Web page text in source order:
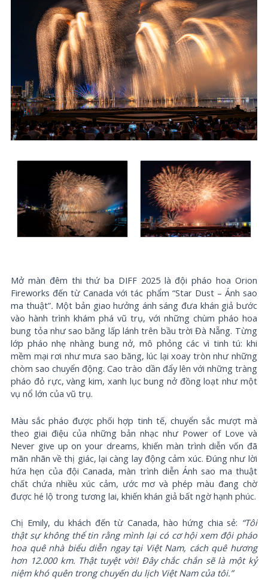
Mở màn đêm thi thứ ba DIFF 2025 là đội pháo hoa Orion
Fireworks đến từ Canada với tác phẩm “Star Dust – Ánh sao
ma thuật”. Một bản giao hưởng ánh sáng đưa khán giả bước
vào hành trình khám phá vũ trụ, với những chùm pháo hoa
bung tỏa như sao băng lấp lánh trên bầu trời Đà Nẵng. Từng
lớp pháo nhẹ nhàng bung nở, mô phỏng các vì tinh tú: khi
mềm mại rơi như mưa sao băng, lúc lại xoay tròn như những
chòm sao chuyển động. Cao trào dần đẩy lên với những tràng
pháo đỏ rực, vàng kim, xanh lục bung nở đồng loạt như một
vụ nổ lớn của vũ trụ.
Màu sắc pháo được phối hợp tinh tế, chuyển sắc mượt mà
theo giai điệu của những bản nhạc như Power of Love và
Never give up on your dreams, khiến màn trình diễn vốn đã
mãn nhãn về thị giác, lại càng lay động cảm xúc. Đúng như lời
hứa hẹn của đội Canada, màn trình diễn Ánh sao ma thuật
chất chứa nhiều xúc cảm, ước mơ và phép màu đang chờ
được hé lộ trong tương lai, khiến khán giả bất ngờ hạnh phúc.
Chị Emily, du khách đến từ Canada, hào hứng chia sẻ: “Tôi
thật sự không thể tin rằng mình lại có cơ hội xem đội pháo
hoa quê nhà biểu diễn ngay tại Việt Nam, cách quê hương
hơn 12.000 km. Thật tuyệt vời! Đây chắc chắn sẽ là một kỷ
niệm khó quên trong chuyến du lịch Việt Nam của tôi.”